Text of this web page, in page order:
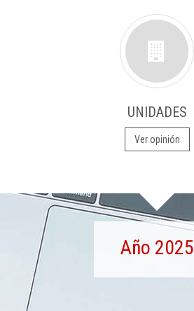
UNIDADES
Ver opinión
Año 2025